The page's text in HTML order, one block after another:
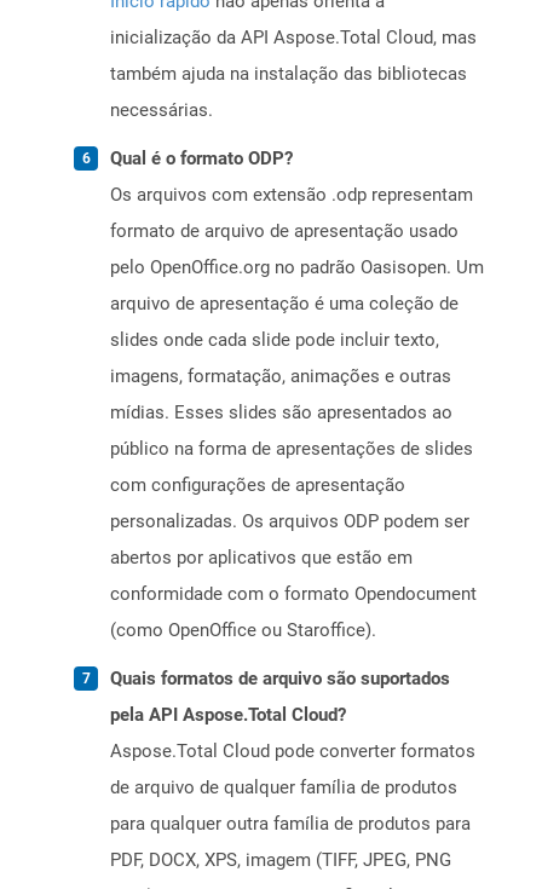
inicialização da API Aspose.Total Cloud, mas
também ajuda na instalação das bibliotecas
necessárias.
Qual é o formato ODP?
Os arquivos com extensão .odp representam
formato de arquivo de apresentação usado
pelo OpenOffice.org no padrão Oasisopen. Um
arquivo de apresentação é uma coleção de
slides onde cada slide pode incluir texto,
imagens, formatação, animações e outras
mídias. Esses slides são apresentados ao
público na forma de apresentações de slides
com configurações de apresentação
personalizadas. Os arquivos ODP podem ser
abertos por aplicativos que estão em
conformidade com o formato Opendocument
(como OpenOffice ou Staroffice).
Quais formatos de arquivo são suportados
pela API Aspose.Total Cloud?
Aspose.Total Cloud pode converter formatos
de arquivo de qualquer família de produtos
para qualquer outra família de produtos para
PDF, DOCX, XPS, imagem (TIFF, JPEG, PNG